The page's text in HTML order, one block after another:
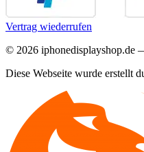
Vertrag wiederrufen
© 2026 iphonedisplayshop.de
Diese Webseite wurde erstellt